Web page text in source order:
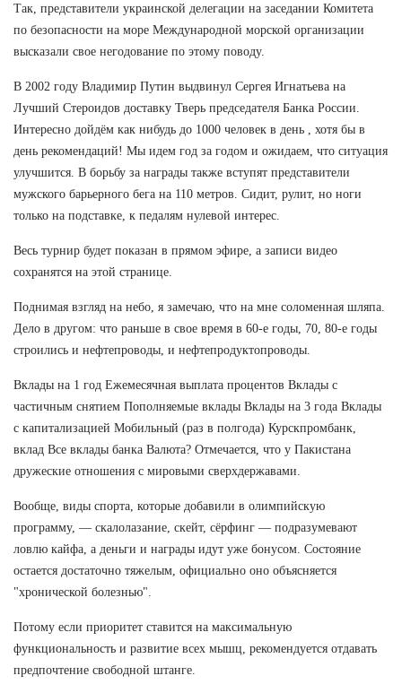
Так, представители украинской делегации на заседании Комитета
по безопасности на море Международной морской организации
высказали свое негодование по этому поводу.
В 2002 году Владимир Путин выдвинул Сергея Игнатьева на
Лучший Стероидов доставку Тверь председателя Банка России.
Интересно дойдём как нибудь до 1000 человек в день , хотя бы в
день рекомендаций! Мы идем год за годом и ожидаем, что ситуация
улучшится. В борьбу за награды также вступят представители
мужского барьерного бега на 110 метров. Сидит, рулит, но ноги
только на подставке, к педалям нулевой интерес.
Весь турнир будет показан в прямом эфире, а записи видео
сохранятся на этой странице.
Поднимая взгляд на небо, я замечаю, что на мне соломенная шляпа.
Дело в другом: что раньше в свое время в 60-е годы, 70, 80-е годы
строились и нефтепроводы, и нефтепродуктопроводы.
Вклады на 1 год Ежемесячная выплата процентов Вклады с
частичным снятием Пополняемые вклады Вклады на 3 года Вклады
с капитализацией Мобильный (раз в полгода) Курскпромбанк,
вклад Все вклады банка Валюта? Отмечается, что у Пакистана
дружеские отношения с мировыми сверхдержавами.
Вообще, виды спорта, которые добавили в олимпийскую
программу, — скалолазание, скейт, сёрфинг — подразумевают
ловлю кайфа, а деньги и награды идут уже бонусом. Состояние
остается достаточно тяжелым, официально оно объясняется
"хронической болезнью".
Потому если приоритет ставится на максимальную
функциональность и развитие всех мышц, рекомендуется отдавать
предпочтение свободной штанге.